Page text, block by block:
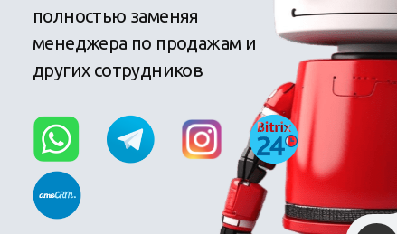
полностью заменяя
менеджера по продажам и
других сотрудников